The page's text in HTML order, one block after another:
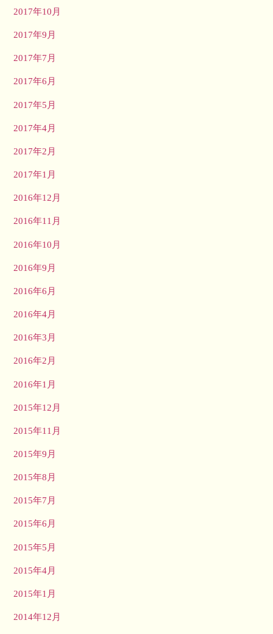
2017年10月
2017年9月
2017年7月
2017年6月
2017年5月
2017年4月
2017年2月
2017年1月
2016年12月
2016年11月
2016年10月
2016年9月
2016年6月
2016年4月
2016年3月
2016年2月
2016年1月
2015年12月
2015年11月
2015年9月
2015年8月
2015年7月
2015年6月
2015年5月
2015年4月
2015年1月
2014年12月